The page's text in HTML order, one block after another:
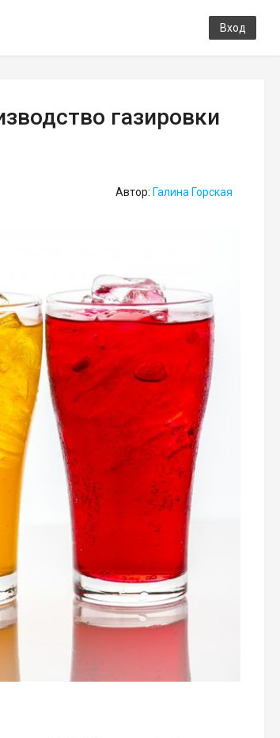
Вход
газировки
Автор: Галина Горская